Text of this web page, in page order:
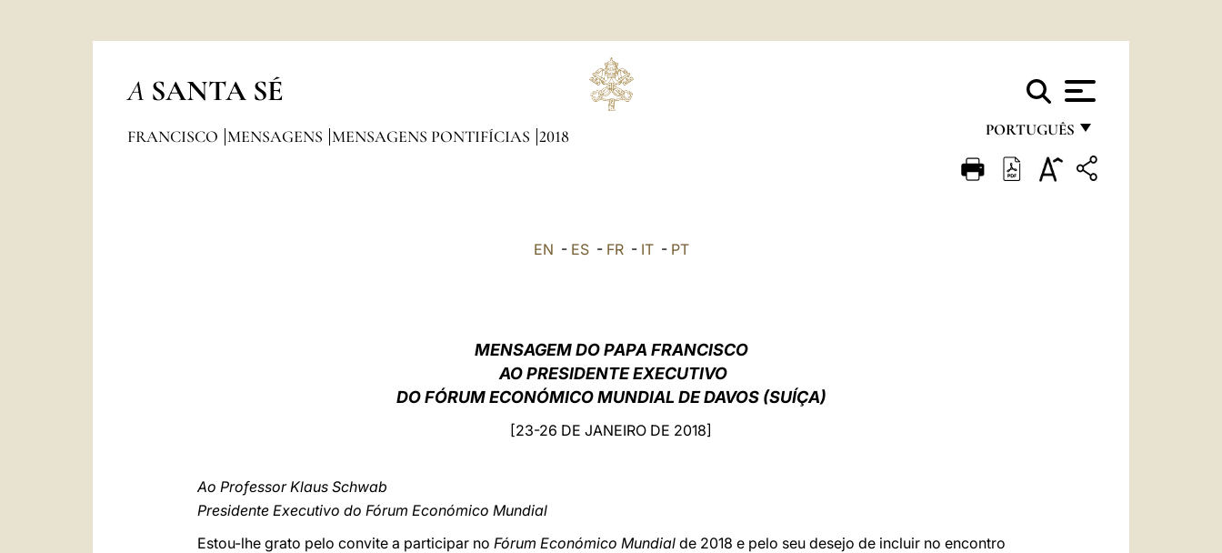
A SANTA SÉ
PORTUGUÊS
FRANÇAIS
FRANCISCO MENSAGENS MENSAGENS PONTIFÍCIAS 2018
EN - ES- FR- IT- PT
MENSAGEM DO PAPA FRANCISCO
AO PRESIDENTE EXECUTIVO
DO FÓRUM ECONÓMICO MUNDIAL DE DAVOS (SUÍÇA)
[23-26 DE JANEIRO DE 2018]
Ao Professor Klaus Schwab
Presidente Executivo do Fórum Económico Mundial
Estou-lhe grato pelo convite a participar no Fórum Económico Mundial de 2018 e pelo seu desejo de incluir no encontro